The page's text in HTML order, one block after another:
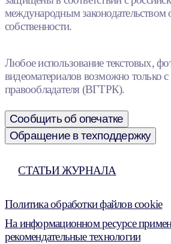
международным законодательством
собственности.
Любое использование текстовых,
видеоматериалов возможно только с
правообладателя (ВГТРК).
Сообщить об опечатке
Обращение в техподдержку
СТАТЬИ ЖУРНАЛА
Политика обработки файлов cookie
На информационном ресурсе
рекомендательные технологии